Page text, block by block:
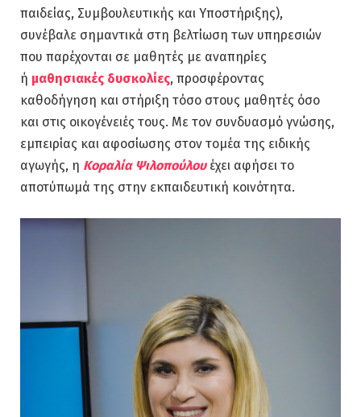
παιδείας, Συμβουλευτικής και Υποστήριξης),
συνέβαλε σημαντικά στη βελτίωση των υπηρεσιών
που παρέχονται σε μαθητές με αναπηρίες
ή μαθησιακές δυσκολίες, προσφέροντας
καθοδήγηση και στήριξη τόσο στους μαθητές όσο
και στις οικογένειές τους. Με τον συνδυασμό γνώσης,
εμπειρίας και αφοσίωσης στον τομέα της ειδικής
αγωγής, η Κοραλία Ψιλοπούλουέχει αφήσει το
αποτύπωμά της στην εκπαιδευτική κοινότητα.